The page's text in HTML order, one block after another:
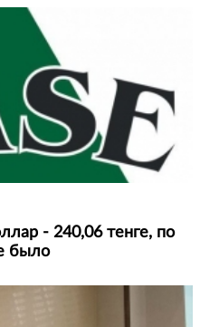
- 240,06 тенге, по
было